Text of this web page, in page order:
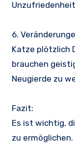
6.
Katze plötzlich
brauchen
Neugierde zu
Fazit:
Es ist wichtig,
zu